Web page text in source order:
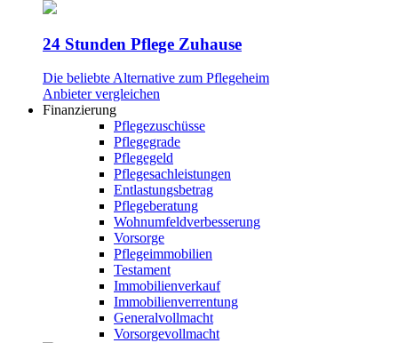
24 Stunden Pflege Zuhause
Die beliebte Alternative zum Pflegeheim
Anbieter vergleichen
Finanzierung
Pflegezuschüsse
Pflegegrade
Pflegegeld
Pflegesachleistungen
Entlastungsbetrag
Pflegeberatung
Wohnumfeldverbesserung
Vorsorge
Pflegeimmobilien
Testament
Immobilienverkauf
Immobilienverrentung
Generalvollmacht
Vorsorgevollmacht